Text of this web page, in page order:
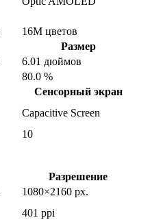
16M цветов
Размер
6.01 дюймов
80.0 %
Сенсорный экран
Capacitive Screen
10
Разрешение
1080×2160 px.
401 ppi